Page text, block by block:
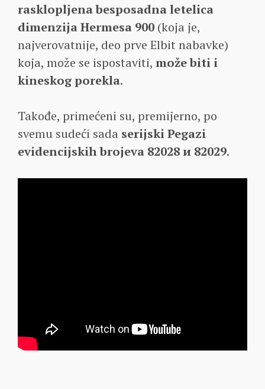
rasklopljena besposadna letelica
dimenzija Hermesa 900 (koja je,
najverovatnije, deo prve Elbit nabavke)
koja, može se ispostaviti, može biti i
kineskog porekla.
Takođe, primećeni su, premijerno, po
svemu sudeći sada serijski Pegazi
evidencijskih brojeva 82028 и 82029.